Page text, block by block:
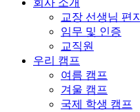
회사 소개
교장 선생님 편지
임무 및 인증
교직원
우리 캠프
여름 캠프
겨울 캠프
국제 학생 캠프